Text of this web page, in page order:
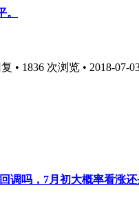
• 1836 次浏览 • 2018-07-
调吗，7月初大概率看涨